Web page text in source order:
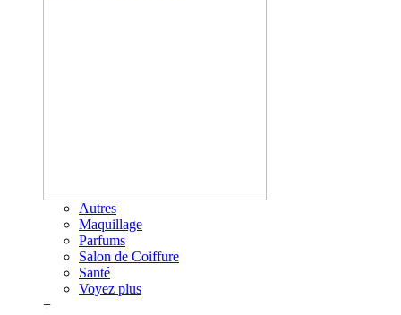
Autres
Maquillage
Parfums
Salon de Coiffure
Santé
Voyez plus
+